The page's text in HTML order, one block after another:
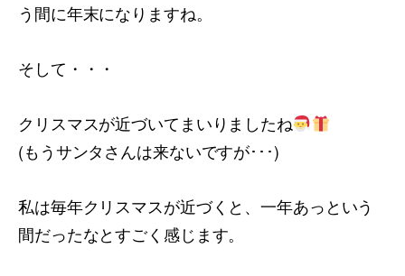
う間に年末になりますね。
そして・・・
クリスマスが近づいてまいりましたね
(もうサンタさんは来ないですが･･･)
私は毎年クリスマスが近づくと、一年あっという
間だったなとすごく感じます。